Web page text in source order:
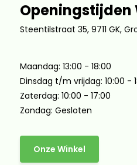
Openingstijden
Steentilstraat 35, 9711 GK,
Maandag: 13:00 - 18:00
Dinsdag t/m vrijdag: 10:00 -
Zaterdag: 10:00 - 17:00
Zondag: Gesloten
Onze Winkel